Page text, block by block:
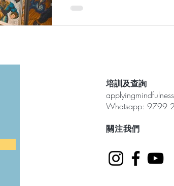
培訓及查詢
Whatsapp: 9799
​關注我們